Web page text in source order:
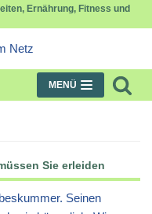
Ernährung, Fitness und
MENÜ
Sie erleiden
Seinen